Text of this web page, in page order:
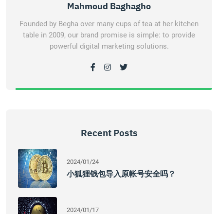
Mahmoud Baghagho
Founded by Begha over many cups of tea at her kitchen
table in 2009, our brand promise is simple: to provide
powerful digital marketing solutions.
Recent Posts
2024/01/24
小狐狸钱包导入原帐号安全吗？
2024/01/17